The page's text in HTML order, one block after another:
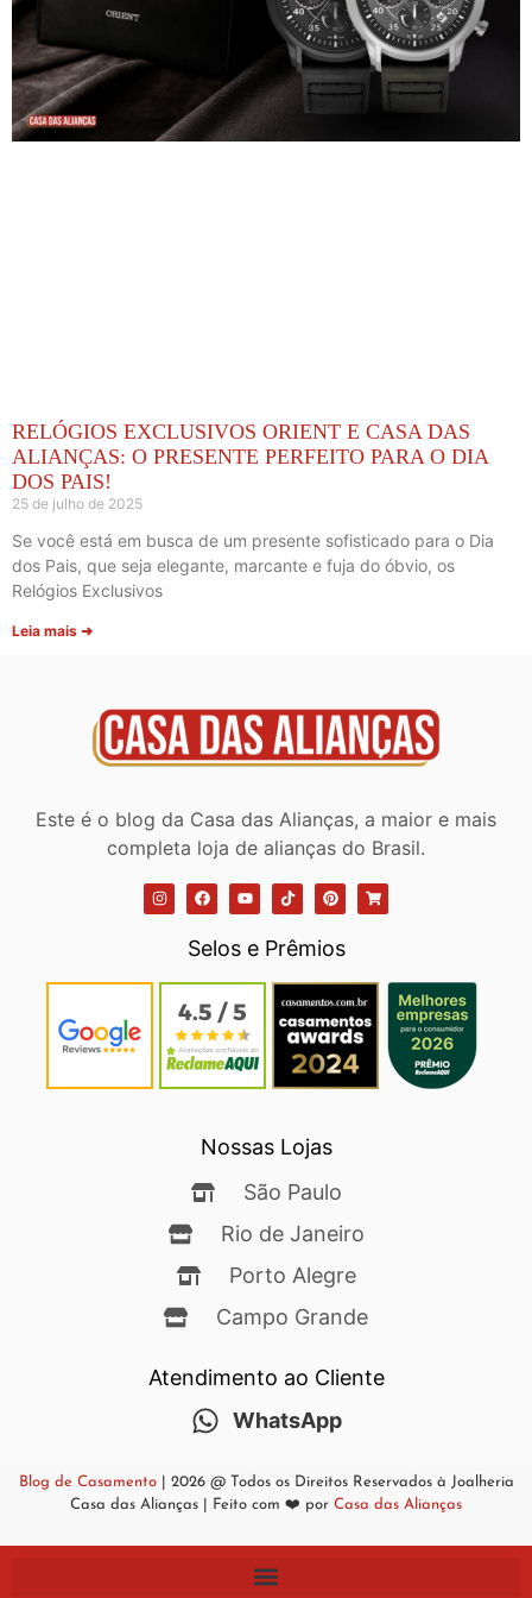
RELÓGIOS EXCLUSIVOS ORIENT E CASA DAS
ALIANÇAS: O PRESENTE PERFEITO PARA O DIA
DOS PAIS!
25 de julho de 2025
Se você está em busca de um presente sofisticado para o Dia
dos Pais, que seja elegante, marcante e fuja do óbvio, os
Relógios Exclusivos
Leia mais ➜
Este é o blog da Casa das Alianças, a maior e mais
completa loja de alianças do Brasil.
Selos e Prêmios
Nossas Lojas
São Paulo
Rio de Janeiro
Porto Alegre
Campo Grande
Atendimento ao Cliente
WhatsApp
Blog de Casamento| 2026 @ Todos os Direitos Reservados à Joalheria
Casa das Alianças | Feito com ❤️ por Casa das Alianças